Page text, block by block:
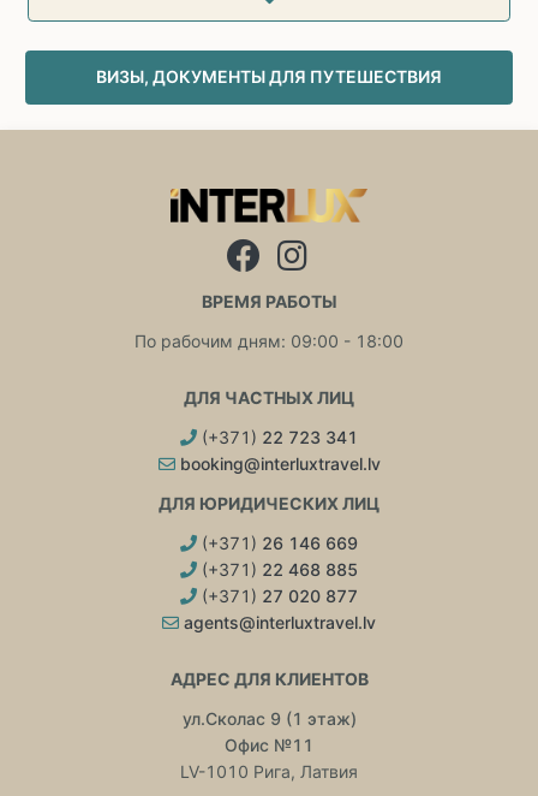
ВИЗЫ, ДОКУМЕНТЫ ДЛЯ ПУТЕШЕСТВИЯ
ВРЕМЯ РАБОТЫ
По рабочим дням: 09:00 - 18:00
ДЛЯ ЧАСТНЫХ ЛИЦ
(+371) 22 723 341
booking@interluxtravel.lv
ДЛЯ ЮРИДИЧЕСКИХ ЛИЦ
(+371) 26 146 669
(+371) 22 468 885
(+371) 27 020 877
agents@interluxtravel.lv
АДРЕС ДЛЯ КЛИЕНТОВ
ул.Сколас 9 (1 этаж)
Офис №11
LV-1010 Рига, Латвия